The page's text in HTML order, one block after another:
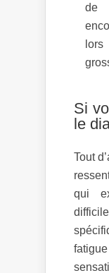
de
Si
le
Tout
qui